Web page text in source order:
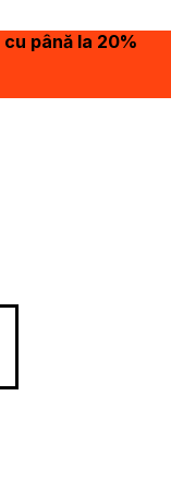
cu până la 20%